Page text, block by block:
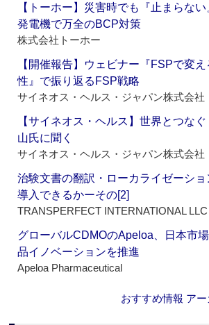
【トーホー】災害時でも『止まらな
発電機で万全のBCP対策
株式会社トーホー
【開催報告】ウェビナー『FSPで変
性』で振り返るFSP戦略
サイネオス・ヘルス・ジャパン株式会社
【サイネオス・ヘルス】世界とつな
山氏に聞く
サイネオス・ヘルス・ジャパン株式会社
治験文書の翻訳・ローカライゼーシ
導入できるかーその[2]
TRANSPERFECT INTERNATIONAL LLC
グローバルCDMOのApeloa、日本市
品イノベーションを推進
Apeloa Pharmaceutical
おすすめ情報 アー